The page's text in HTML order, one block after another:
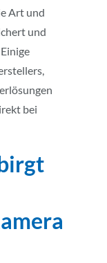
Art und
und
bei